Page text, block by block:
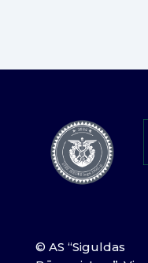
© AS “Siguldas